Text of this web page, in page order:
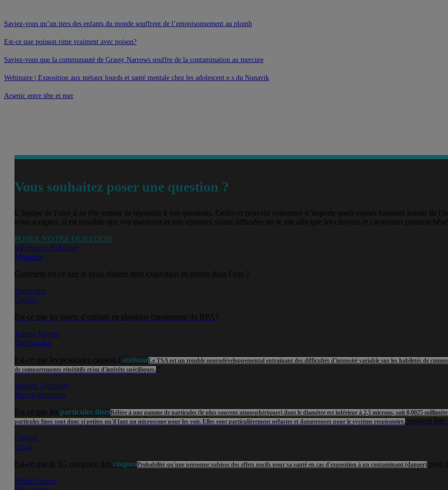
Saviez-vous qu’un tiers des enfants du monde souffrent de l’empoisonnement au plomb
Est-ce que poisson rime vraiment avec poison?
Saviez-vous que la communauté de Grassy Narrows souffre de la contamination au mercure
Webinaire | Exposition aux métaux lourds et santé mentale chez les adolescent.e.s du Nunavik
Arsenic entre tête et mer
Vous souhaitez poser une question ?
L’équipe de Faire à sa tête tentera de répondre à vos questions. Celles-ci peuvent concerner n’importe quels enjeux tournant autour de
vous acceptez, il est possible que vos questions et nos réponses soient diffusées sur le site afin que les citoyens et citoyennes puissent
POSER VOTRE QUESTION
Véronique Bélanger
Montréal
Comment est-ce que je peux réduire mon exposition au plomb dans l’eau ?
Anonyme
Québec
Est-ce que les jouets d’enfants en plastique contiennent du BPA?
Jeanne Martin
Sherbrooke
Est-ce que les pesticides causent l’autismeLe TSA est un trouble neurodéveloppemental entrainant des difficultés d'intensité variable sur les habiletés de
de comportements répétitifs et/ou d'intérêts spécifiques. ?
Bastien Tremblay
Rouyn-Noranda
Est-ce que les particules finesRéfère à une gamme de particules (le plus souvent atmosphériques) dont le diamètre est inférieur à 2,5 microns, soit 0,0025
particules fines sont donc si petites qu'il faut un microscope pour les voir. Elles sont particulièrement néfastes et dangereuses pour le système respiratoire. peuvent
Gabriel
Laval
Est-ce que la 5G comporte des risquesProbabilité qu'une personne subisse des effets nocifs pour sa santé en cas d'exposition à un contaminant (danger) pour
Marie-France